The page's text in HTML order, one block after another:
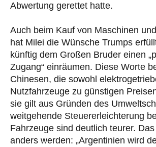
Abwertung gerettet hatte.
Auch beim Kauf von Maschinen
hat Milei die Wünsche Trumps
künftig dem Großen Bruder einen
Zugang“ einräumen. Diese Worte
Chinesen, die sowohl
Nutzfahrzeuge zu günstigen
sie gilt aus Gründen des
weitgehende Steuererleichterung
Fahrzeuge sind deutlich teurer.
anders werden: „Argentinien wird